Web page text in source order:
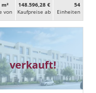
von
148.596,28 €
Kaufpreise ab
54
Ein­heiten
verkauft!